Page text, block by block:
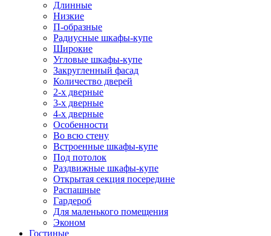
Длинные
Низкие
П-образные
Радиусные шкафы-купе
Широкие
Угловые шкафы-купе
Закругленный фасад
Количество дверей
2-х дверные
3-х дверные
4-х дверные
Особенности
Во всю стену
Встроенные шкафы-купе
Под потолок
Раздвижные шкафы-купе
Открытая секция посередине
Распашные
Гардероб
Для маленького помещения
Эконом
Гостиные